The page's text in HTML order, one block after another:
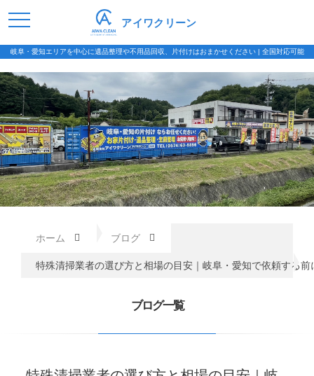
岐阜・愛知エリアを中心に遺品整理や不用品回収、片付けはおまかせください | 全国対応可能
アイワクリーン
ホーム ブログ
特殊清掃業者の選び方と相場の目安｜岐阜・愛知で依頼する
ブログ一覧